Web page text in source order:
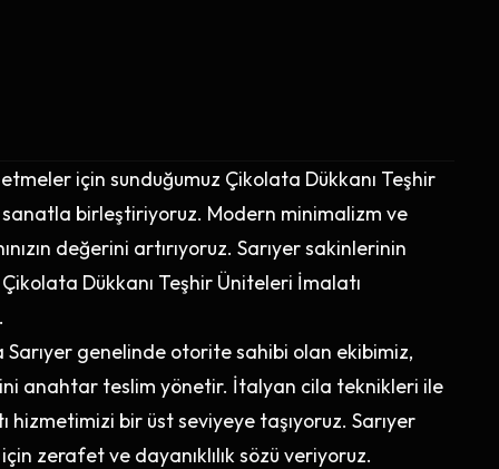
için sunduğumuz Çikolata Dükkanı Teşhir
birleştiriyoruz. Modern minimalizm ve
değerini artırıyoruz. Sarıyer sakinlerinin
Dükkanı Teşhir Üniteleri İmalatı
genelinde otorite sahibi olan ekibimiz,
anahtar teslim yönetir. İtalyan cila teknikleri ile
bir üst seviyeye taşıyoruz. Sarıyer
zerafet ve dayanıklılık sözü veriyoruz.